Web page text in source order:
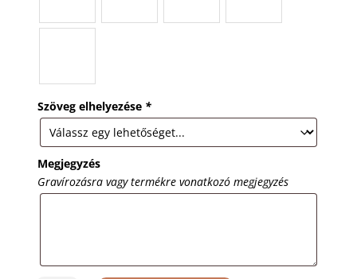
Szöveg elhelyezése *
Megjegyzés
Gravírozásra vagy termékre vonatkozó megjegyzés